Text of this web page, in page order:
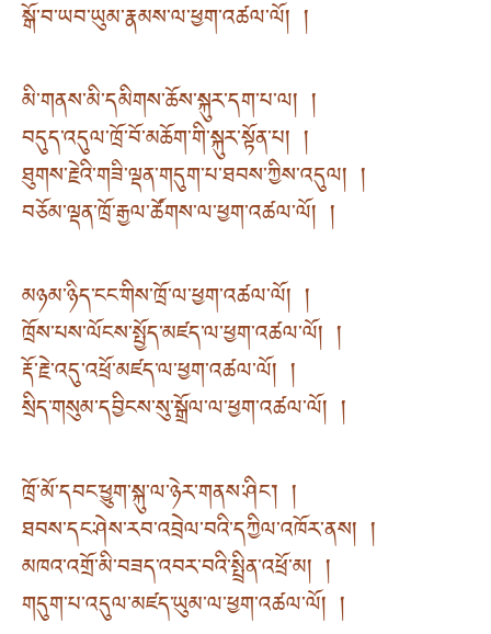
སྒོ་བ་ཡབ་ཡུམ་རྣམས་ལ་ཕྱག་འཚལ་ལོ། །
མི་གནས་མི་དམིགས་ཆོས་སྐུར་དག་པ་ལ། །
བདུད་འདུལ་ཁྲོ་བོ་མཆོག་གི་སྐུར་སྟོན་པ། །
ཐུགས་རྗེའི་གཟི་ལྡན་གདུག་པ་ཐབས་ཀྱིས་འདུལ། །
བཅོམ་ལྡན་ཁྲོ་རྒྱལ་ཚོགས་ལ་ཕྱག་འཚལ་ལོ། །
མཉམ་ཉིད་ངང་གིས་ཁྲོ་ལ་ཕྱག་འཚལ་ལོ། །
ཁྲོས་པས་ལོངས་སྤྱོད་མཛད་ལ་ཕྱག་འཚལ་ལོ། །
རྡོ་རྗེ་འདུ་འཕྲོ་མཛད་ལ་ཕྱག་འཚལ་ལོ། །
སྲིད་གསུམ་དབྱིངས་སུ་སྒྲོལ་ལ་ཕྱག་འཚལ་ལོ། །
ཁྲོ་མོ་དབང་ཕྱུག་སྐུ་ལ་ཉེར་གནས་ཤིང་། །
ཐབས་དང་ཤེས་རབ་འབྲེལ་བའི་དཀྱིལ་འཁོར་ནས། །
མཁའ་འགྲོ་མི་བཟད་འབར་བའི་སྤྲིན་འཕྲོ་མ། །
གདུག་པ་འདུལ་མཛད་ཡུམ་ལ་ཕྱག་འཚལ་ལོ། །